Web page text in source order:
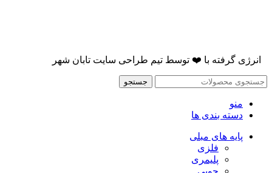
انرژی گرفته با ❤️ توسط تیم طراحی سایت تابان شهر
جستجو
منو
دسته بندی ها
پایه های مبلی
فلزی
پلیمری
چوبی